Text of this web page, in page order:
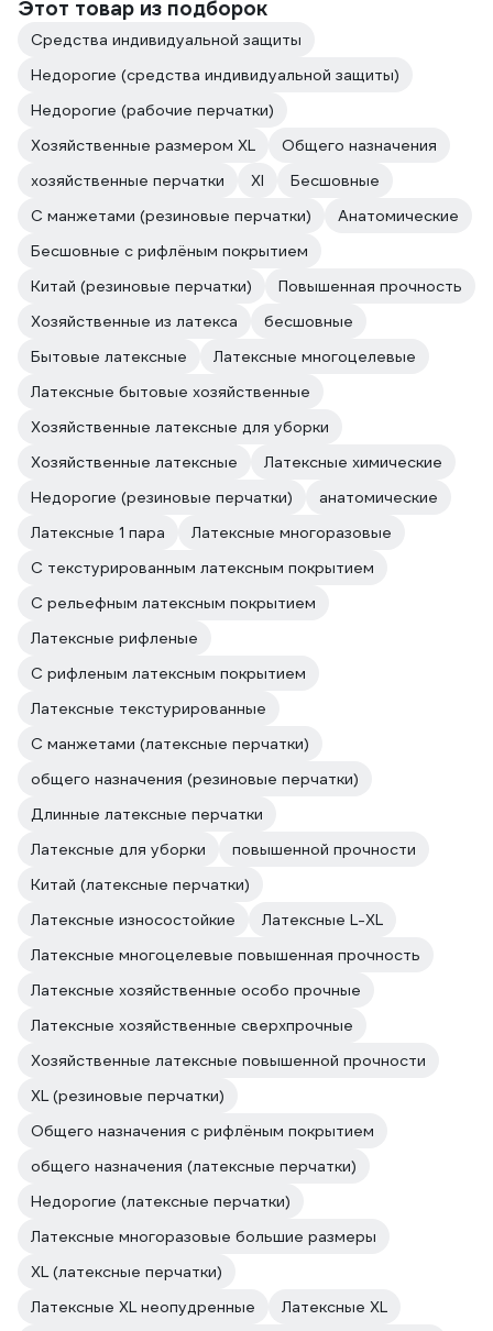
Этот товар из подборок
Средства индивидуальной защиты
Недорогие (средства индивидуальной защиты)
Недорогие (рабочие перчатки)
Хозяйственные размером XL
Общего назначения
хозяйственные перчатки
Xl
Бесшовные
С манжетами (резиновые перчатки)
Анатомические
Бесшовные с рифлёным покрытием
Китай (резиновые перчатки)
Повышенная прочность
Хозяйственные из латекса
бесшовные
Бытовые латексные
Латексные многоцелевые
Латексные бытовые хозяйственные
Хозяйственные латексные для уборки
Хозяйственные латексные
Латексные химические
Недорогие (резиновые перчатки)
анатомические
Латексные 1 пара
Латексные многоразовые
С текстурированным латексным покрытием
С рельефным латексным покрытием
Латексные рифленые
С рифленым латексным покрытием
Латексные текстурированные
С манжетами (латексные перчатки)
общего назначения (резиновые перчатки)
Длинные латексные перчатки
Латексные для уборки
повышенной прочности
Китай (латексные перчатки)
Латексные износостойкие
Латексные L-XL
Латексные многоцелевые повышенная прочность
Латексные хозяйственные особо прочные
Латексные хозяйственные сверхпрочные
Хозяйственные латексные повышенной прочности
XL (резиновые перчатки)
Общего назначения с рифлёным покрытием
общего назначения (латексные перчатки)
Недорогие (латексные перчатки)
Латексные многоразовые большие размеры
XL (латексные перчатки)
Латексные XL неопудренные
Латексные XL